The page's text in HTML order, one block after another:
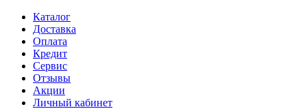
Каталог
Доставка
Оплата
Кредит
Сервис
Отзывы
Акции
Личный кабинет